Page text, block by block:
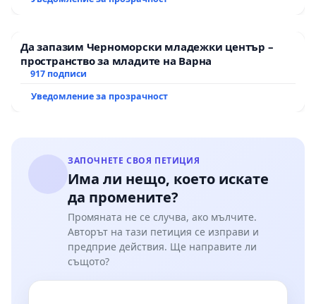
Да запазим Черноморски младежки център –
пространство за младите на Варна
917 подписи
Уведомление за прозрачност
ЗАПОЧНЕТЕ СВОЯ ПЕТИЦИЯ
Има ли нещо, което искате
да промените?
Промяната не се случва, ако мълчите.
Авторът на тази петиция се изправи и
предприе действия. Ще направите ли
същото?